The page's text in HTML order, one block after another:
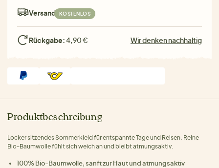
Versand: KOSTENLOS
Rückgabe:4,90 € Wir denken nachhaltig
Produktbeschreibung
Locker sitzendes Sommerkleid für entspannte Tage und Reisen. Reine
Bio-Baumwolle fühlt sich weich an und bleibt atmungsaktiv.
100% Bio-Baumwolle, sanft zur Haut und atmungsaktiv